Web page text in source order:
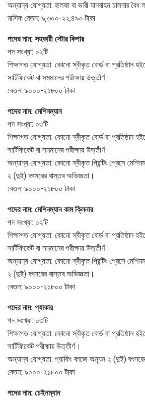
অন্যান্য যোগ্যতা: হালকা বা ভারী যানবাহন চালনার বৈধ
মাসিক বেতন: ৯,৩০০-২২,৪৯০ টাকা
পদের নাম: সহকারী স্টোর কিপার
পদ সংখ্যা: ০২টি
শিক্ষাগত যোগ্যতা: কোনো স্বীকৃত বোর্ড বা প্রতিষ্ঠান
সার্টিফিকেট বা সমমানের পরীক্ষায় উত্তীর্ণ।
বেতন: ৯০০০-২১৮০০ টাকা
পদের নাম: মেশিনম্যান
পদ সংখ্যা: ০৩টি
শিক্ষাগত যোগ্যতা: কোনো স্বীকৃত বোর্ড বা প্রতিষ্ঠান
সার্টিফিকেট বা সমমানের পরীক্ষায় উত্তীর্ণ।
অন্যান্য যোগ্যতা: কোনো স্বীকৃত প্রিন্টিং প্রেসে
২ (দুই) বৎসরের বাস্তব অভিজ্ঞতা।
বেতন: ৯০০০-২১৮০০ টাকা
পদের নাম: মেশিনম্যান কাম ক্লিনার
পদ সংখ্যা: ০২টি
শিক্ষাগত যোগ্যতা: কোনো স্বীকৃত বোর্ড বা প্রতিষ্ঠান
সার্টিফিকেট বা সমমানের পরীক্ষায় উত্তীর্ণ।
অন্যান্য যোগ্যতা: কোনো স্বীকৃত প্রিন্টিং প্রেসে
২ (দুই) বৎসরের বাস্তব অভিজ্ঞতা।
বেতন: ৯০০০-২১৮০০ টাকা
পদের নাম: প্যাকার
পদ সংখ্যা: ০৩টি
শিক্ষাগত যোগ্যতা: কোনো স্বীকৃত বোর্ড বা প্রতিষ্ঠান
সার্টিফিকেট পরীক্ষায় উত্তীর্ণ।
অন্যান্য যোগ্যতা: প্যাকিং কাজে অন্যূন ২ (দুই)
বেতন: ৯০০০-২১৮০০ টাকা
পদের নাম: চেইনম্যান